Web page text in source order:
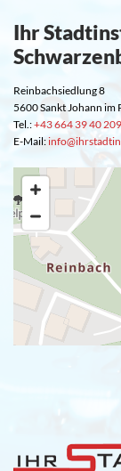
Ihr
Reinbachsiedlung 8
5600 Sankt Johann im
Tel.:+43 664 39 40 209
E-Mail: